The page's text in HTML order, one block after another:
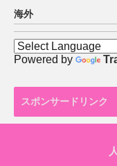
海外
Powered by
スポンサードリンク